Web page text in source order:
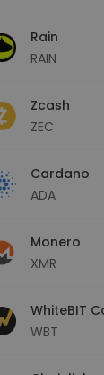
Rain
RAIN
Zcash
ZEC
Cardano
ADA
Monero
XMR
WhiteBIT
WBT